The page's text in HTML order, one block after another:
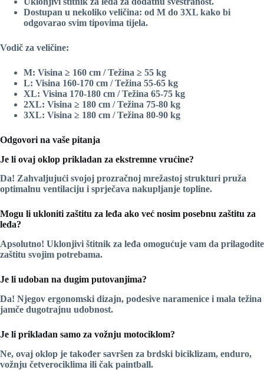
Dostupan u nekoliko veličina: od M do 3XL kako bi
odgovarao svim tipovima tijela.
Vodič za veličine:
M: Visina ≥ 160 cm / Težina ≥ 55 kg
L: Visina 160-170 cm / Težina 55-65 kg
XL: Visina 170-180 cm / Težina 65-75 kg
2XL: Visina ≥ 180 cm / Težina 75-80 kg
3XL: Visina ≥ 180 cm / Težina 80-90 kg
Odgovori na vaše pitanja
Je li ovaj oklop prikladan za ekstremne vrućine?
Da! Zahvaljujući svojoj prozračnoj mrežastoj strukturi pruža
optimalnu ventilaciju i sprječava nakupljanje topline.
Mogu li ukloniti zaštitu za leđa ako već nosim posebnu zaštitu za
leđa?
Apsolutno! Uklonjivi štitnik za leđa omogućuje vam da prilagodite
zaštitu svojim potrebama.
Je li udoban na dugim putovanjima?
Da! Njegov ergonomski dizajn, podesive naramenice i mala težina
jamče dugotrajnu udobnost.
Je li prikladan samo za vožnju motociklom?
Ne, ovaj oklop je također savršen za brdski biciklizam, enduro,
vožnju četverociklima ili čak paintball.